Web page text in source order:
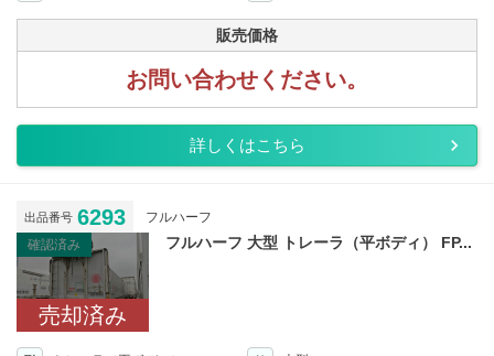
販売価格
お問い合わせください。
詳しくはこちら
出品番号 6293
フルハーフ
確認済み
売却済み
フルハーフ 大型 トレーラ（平ボディ） FP...